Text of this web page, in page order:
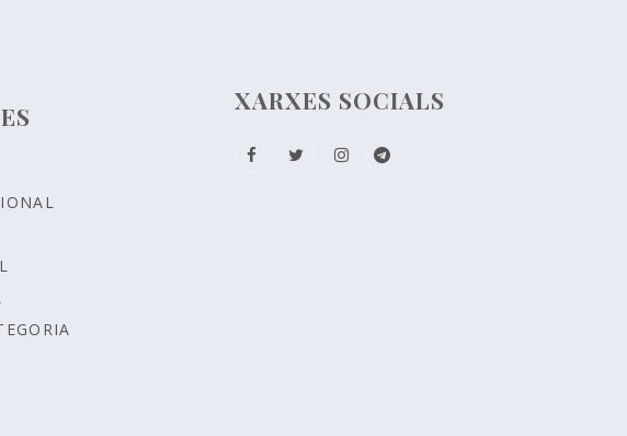
XARXES SOCIALS